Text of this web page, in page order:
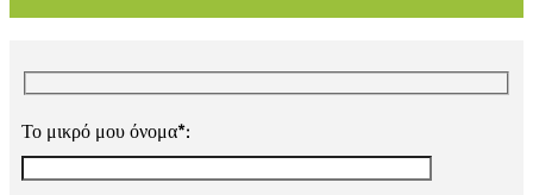
Το μικρό μου όνομα*: